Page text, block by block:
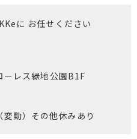
に お任せください
レス緑地公園B1F
動）その他休みあり